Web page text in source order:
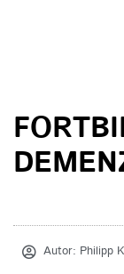
Autor: Philipp